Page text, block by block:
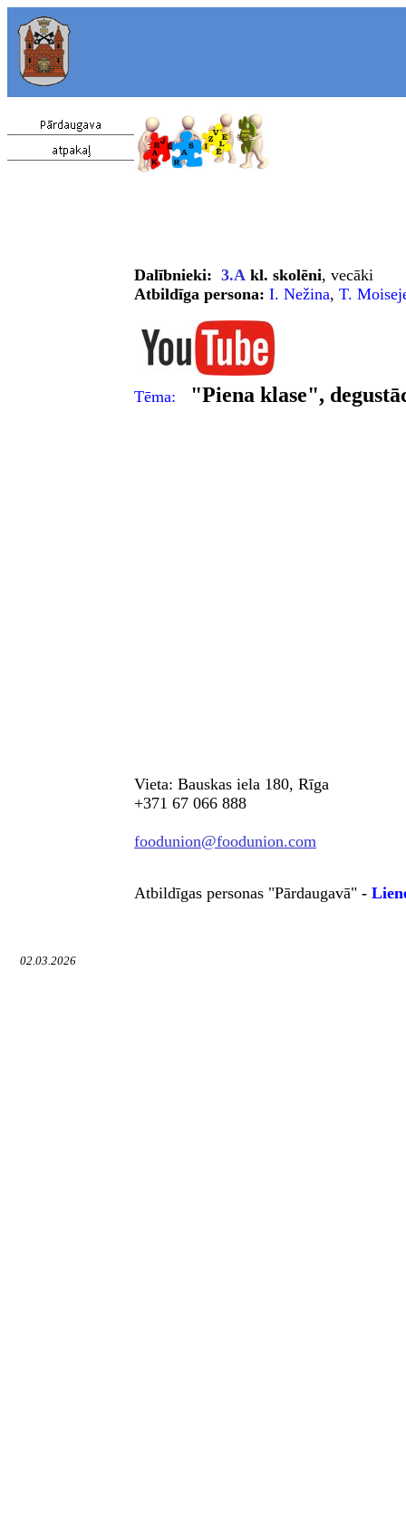
Dalībnieki: 3.A kl. skolēni, vecāki
Atbildīga persona: I. Nežina, T.
Tēma: "Piena klase",
Vieta: Bauskas iela 180, Rīga
+371 67 066 888
foodunion@foodunion.com
Atbildīgas personas "Pārdaugavā" -
02.03.2026